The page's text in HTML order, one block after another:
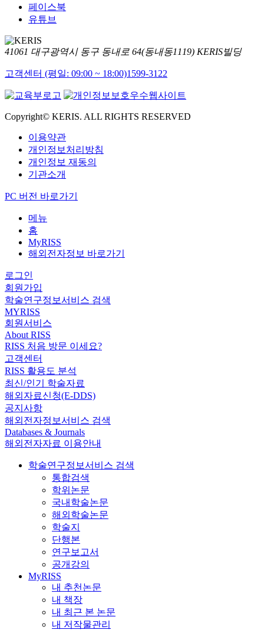
페이스북
유튜브
41061 대구광역시 동구 동내로 64(동내동1119) KERIS빌딩
고객센터 (평일: 09:00 ~ 18:00)1599-3122
Copyright© KERIS. ALL RIGHTS RESERVED
이용약관
개인정보처리방침
개인정보 재동의
기관소개
PC 버전 바로가기
메뉴
홈
MyRISS
해외전자정보 바로가기
로그인
회원가입
학술연구정보서비스 검색
MYRISS
회원서비스
About RISS
RISS 처음 방문 이세요?
고객센터
RISS 활용도 분석
최신/인기 학술자료
해외자료신청(E-DDS)
공지사항
해외전자정보서비스 검색
Databases & Journals
해외전자자료 이용안내
학술연구정보서비스 검색
통합검색
학위논문
국내학술논문
해외학술논문
학술지
단행본
연구보고서
공개강의
MyRISS
내 추천논문
내 책장
내 최근 본 논문
내 저작물관리